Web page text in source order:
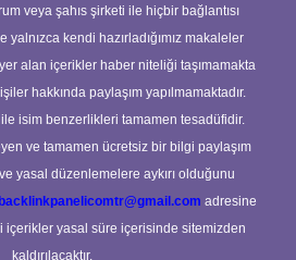
veya şahıs şirketi ile hiçbir bağlantısı
yalnızca kendi hazırladığımız makaleler
alan içerikler haber niteliği taşımamakta
hakkında paylaşım yapılmamaktadır.
isim benzerlikleri tamamen tesadüfidir.
ve tamamen ücretsiz bir bilgi paylaşım
yasal düzenlemelere aykırı olduğunu
backlinkpanelicomtr@gmail.com adresine
yasal süre içerisinde sitemizden
kaldırılacaktır.